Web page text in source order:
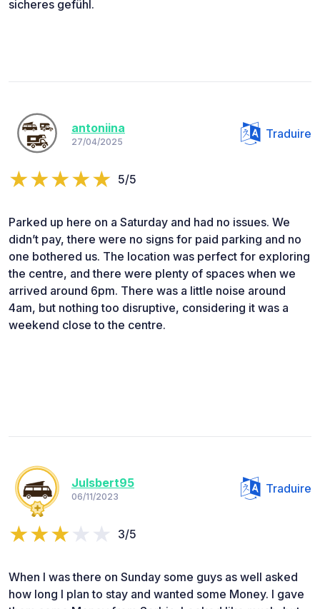
sicheres gefühl.
antoniina
27/04/2025
Traduire
5/5
Parked up here on a Saturday and had no issues. We
didn’t pay, there were no signs for paid parking and no
one bothered us. The location was perfect for exploring
the centre, and there were plenty of spaces when we
arrived around 6pm. There was a little noise around
4am, but nothing too disruptive, considering it was a
weekend close to the centre.
Julsbert95
06/11/2023
Traduire
3/5
When I was there on Sunday some guys as well asked
how long I plan to stay and wanted some Money. I gave